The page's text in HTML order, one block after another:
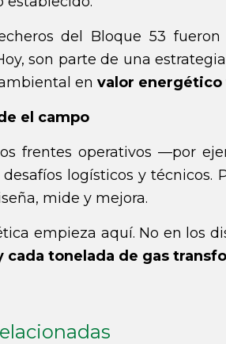
del Bloque 53
son parte de una
en valor energético
el campo
frentes operativos —por
logísticos y técnicos.
mide y mejora.
empieza aquí. No en los
tonelada de gas